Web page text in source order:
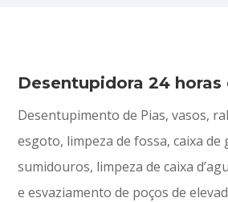
Desentupidora 24 horas
Desentupimento de Pias, vasos,
esgoto, limpeza de fossa, caixa de
sumidouros, limpeza de caixa
e esvaziamento de poços de